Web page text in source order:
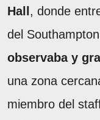
Hall , donde
del
observaba y
una zona
miembro del